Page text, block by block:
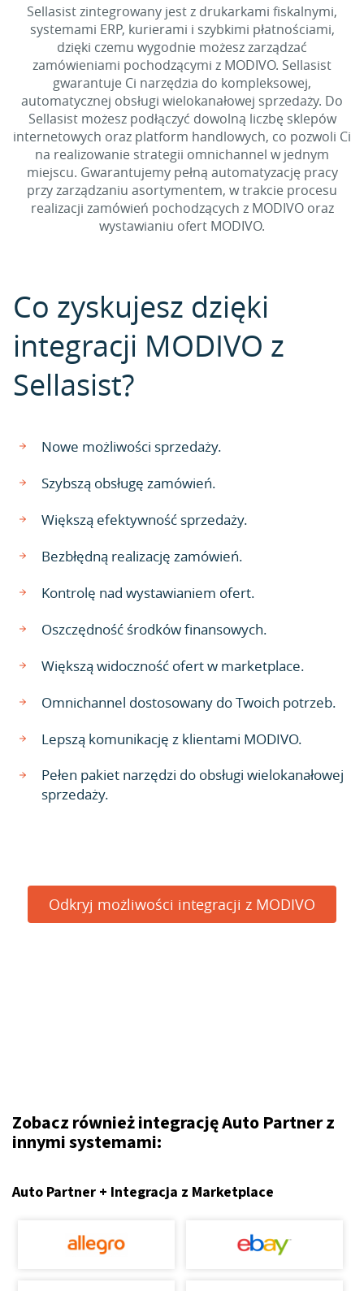
Sellasist zintegrowany jest z drukarkami fiskalnymi,
systemami ERP, kurierami i szybkimi płatnościami,
dzięki czemu wygodnie możesz zarządzać
zamówieniami pochodzącymi z MODIVO. Sellasist
gwarantuje Ci narzędzia do kompleksowej,
automatycznej obsługi wielokanałowej sprzedaży. Do
Sellasist możesz podłączyć dowolną liczbę sklepów
internetowych oraz platform handlowych, co pozwoli Ci
na realizowanie strategii omnichannel w jednym
miejscu. Gwarantujemy pełną automatyzację pracy
przy zarządzaniu asortymentem, w trakcie procesu
realizacji zamówień pochodzących z MODIVO oraz
wystawianiu ofert MODIVO.
Co zyskujesz dzięki
integracji MODIVO z
Sellasist?
Nowe możliwości sprzedaży.
Szybszą obsługę zamówień.
Większą efektywność sprzedaży.
Bezbłędną realizację zamówień.
Kontrolę nad wystawianiem ofert.
Oszczędność środków finansowych.
Większą widoczność ofert w marketplace.
Omnichannel dostosowany do Twoich potrzeb.
Lepszą komunikację z klientami MODIVO.
Pełen pakiet narzędzi do obsługi wielokanałowej
sprzedaży.
Odkryj możliwości integracji z MODIVO
Zobacz również integrację Auto Partner z
innymi systemami:
Auto Partner + Integracja z Marketplace